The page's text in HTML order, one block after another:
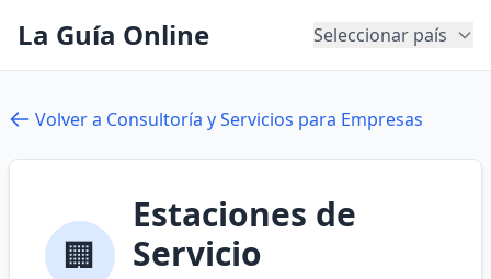
La Guía Online Seleccionar país
Volver a Consultoría y Servicios para Empresas
🏢
Estaciones de
Servicio